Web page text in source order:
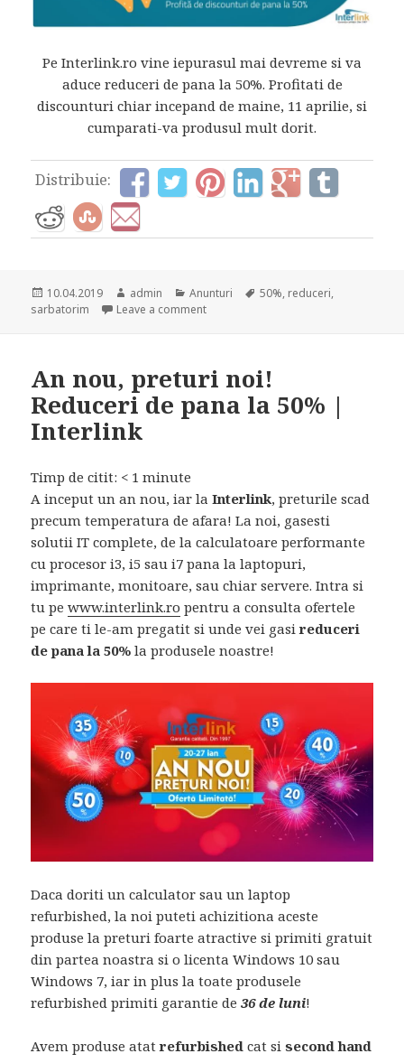
Pe Interlink.ro vine iepurasul mai devreme si va
aduce reduceri de pana la 50%. Profitati de
discounturi chiar incepand de maine, 11 aprilie, si
cumparati-va produsul mult dorit.
Distribuie:
Posted
on
10.04.2019 Author
admin Categories
Anunturi Tags
50%, reduceri,
sarbatorim
Leave a commenton
An nou, preturi noi!
Reduceri de pana la 50% |
Interlink
Timp de citit: < 1 minute
A inceput un an nou, iar laInterlink, preturile scad
precum temperatura de afara! La noi, gasesti
solutii IT complete, de la calculatoare performante
cu procesor i3, i5 sau i7 pana la laptopuri,
imprimante, monitoare, sau chiar servere. Intra si
tu pewww.interlink.ro pentru a consulta ofertele
pe care ti le-am pregatit si unde vei gasireduceri
de pana la 50% la produsele noastre!
Daca doriti un calculator sau un laptop
refurbished, la noi puteti achizitiona aceste
produse la preturi foarte atractive si primiti gratuit
din partea noastra si o licenta Windows 10 sau
Windows 7, iar in plus la toate produsele
refurbished primiti garantie de36 de luni!
Avem produse atatrefurbished cat sisecond hand